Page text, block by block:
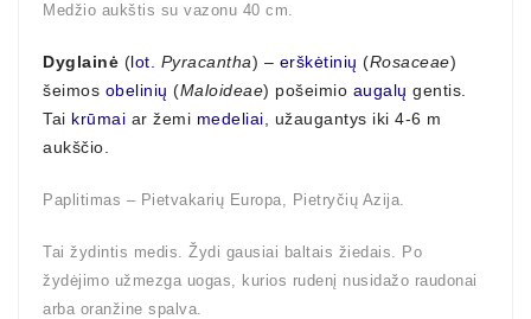
Medžio aukštis su vazonu 40 cm.
Dyglainė (lot. Pyracantha) – erškėtinių (Rosaceae)
šeimos obelinių (Maloideae) pošeimio augalų gentis.
Tai krūmai ar žemi medeliai , užaugantys iki 4-6 m
aukščio.
Paplitimas – Pietvakarių Europa, Pietryčių Azija.
Tai žydintis medis. Žydi gausiai baltais žiedais. Po
žydėjimo užmezga uogas, kurios rudenį nusidažo raudonai
arba oranžine spalva.